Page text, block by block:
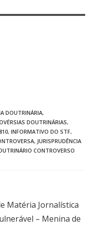
DOUTRINÁRIA,
DOUTRINÁRIAS,
, INFORMATIVO DO STF,
, JURISPRUDÊNCIA
CONTROVERSO
Matéria Jornalística
– Menina de